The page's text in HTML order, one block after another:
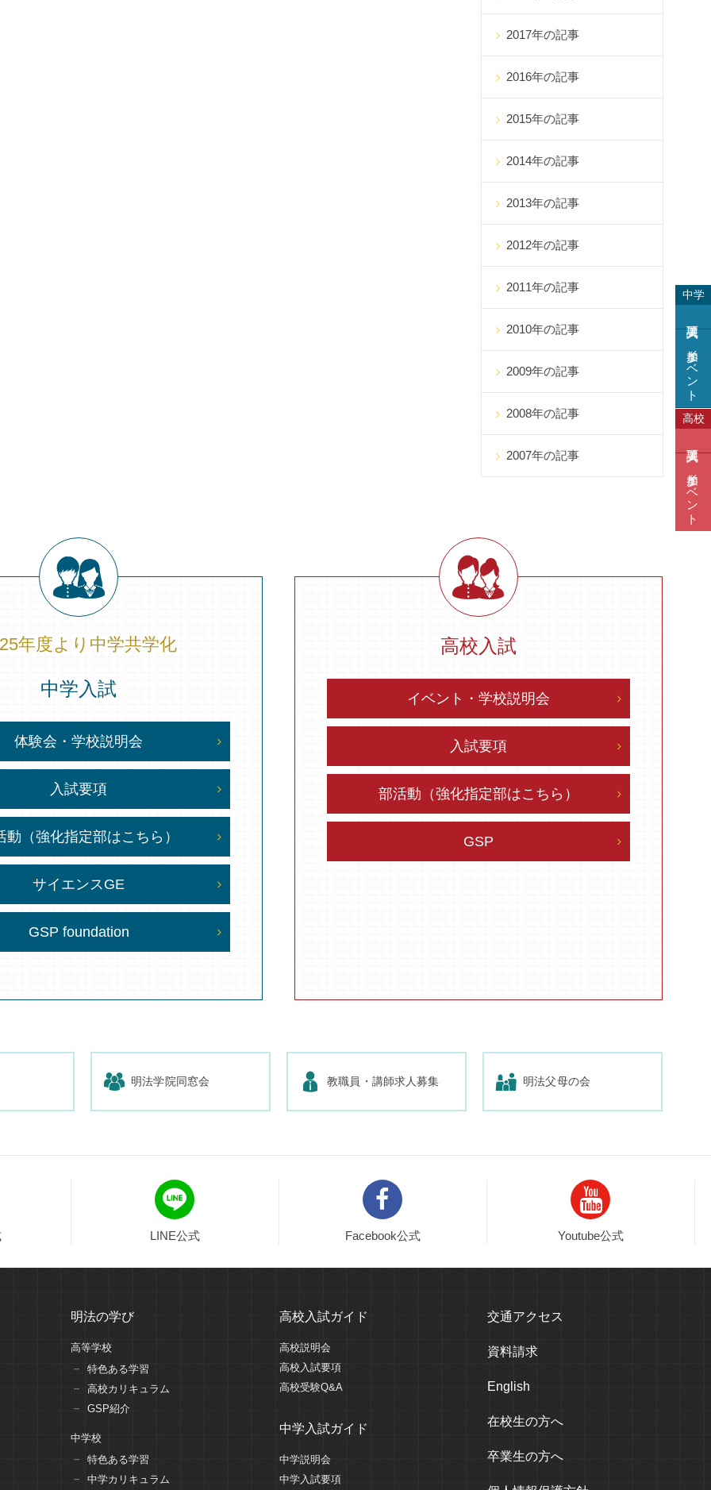
2017年の記事
2016年の記事
2015年の記事
2014年の記事
2013年の記事
2012年の記事
2011年の記事
2010年の記事
2009年の記事
2008年の記事
2007年の記事
年度より 中学共学化
中学入試
体験会・学校説明会
入試要項
動（強化指定部はこちら）
サイエンスGE
GSP foundation
高校入試
イベント・学校説明会
入試要項
部活動（強化指定部はこちら）
GSP
明法学院同窓会 教職員・講師求人募集 明法父母の会
LINE公式 Facebook公式 Youtube公式
明法の学び
高等学校
特色ある学習
高校カリキュラム
GSP紹介
中学校
特色ある学習
中学カリキュラム
高校入試ガイド
高校説明会
高校入試要項
高校受験Q&A
中学入試ガイド
中学説明会
中学入試要項
交通アクセス
資料請求
English
在校生の方へ
卒業生の方へ
中学
参加イベント
高校
参加イベント